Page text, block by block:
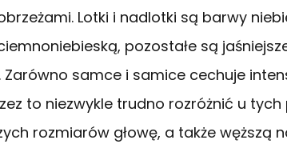
Lotki i nadlotki są barwy
pozostałe są
Zarówno samce i samice cechuje
to niezwykle trudno rozróżnić u
rozmiarów głowę, a także węższą